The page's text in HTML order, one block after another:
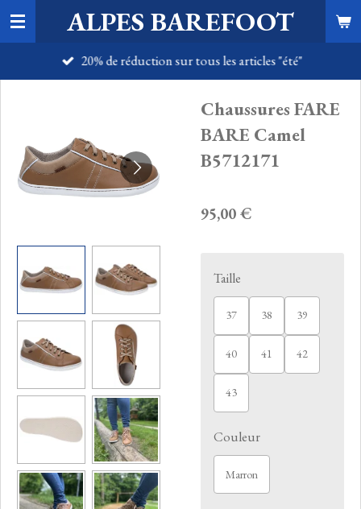
Passer
au
ALPES BAREFOOT
20% de réduction sur tous les articles "été"
Chaussures FARE
BARE Camel
B5712171
95,00 €
Taille
37 38 39
40 41 42
43
Couleur
Marron